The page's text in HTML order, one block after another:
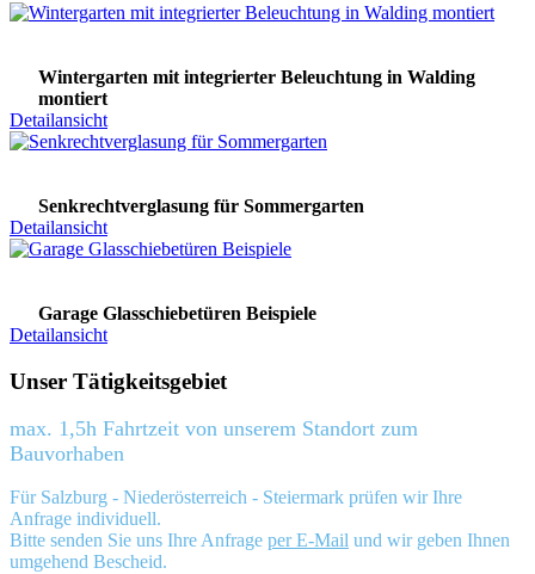
Wintergarten mit integrierter Beleuchtung in Walding
montiert
Detailansicht
Senkrechtverglasung für Sommergarten
Detailansicht
Garage Glasschiebetüren Beispiele
Detailansicht
Unser Tätigkeitsgebiet
max. 1,5h Fahrtzeit von unserem Standort zum
Bauvorhaben
Für Salzburg - Niederösterreich - Steiermark prüfen wir Ihre
Anfrage individuell.
Bitte senden Sie uns Ihre Anfrage per E-Mail und wir geben Ihnen
umgehend Bescheid.